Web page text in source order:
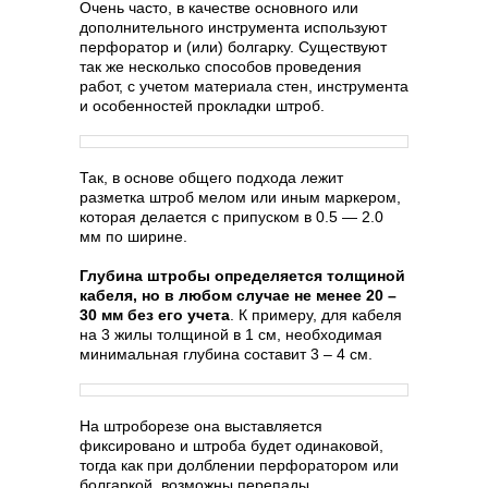
Очень часто, в качестве основного или
дополнительного инструмента используют
перфоратор и (или) болгарку. Существуют
так же несколько способов проведения
работ, с учетом материала стен, инструмента
и особенностей прокладки штроб.
Так, в основе общего подхода лежит
разметка штроб мелом или иным маркером,
которая делается с припуском в 0.5 — 2.0
мм по ширине.
Глубина штробы определяется толщиной
кабеля, но в любом случае не менее 20 –
30 мм без его учета . К примеру, для кабеля
на 3 жилы толщиной в 1 см, необходимая
минимальная глубина составит 3 – 4 см.
На штроборезе она выставляется
фиксировано и штроба будет одинаковой,
тогда как при долблении перфоратором или